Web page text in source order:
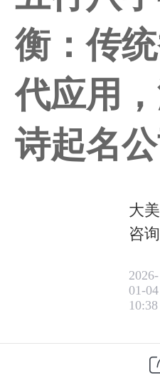
衡：传
代应用
诗起名公
大
咨询
2026-
01-04
10:38